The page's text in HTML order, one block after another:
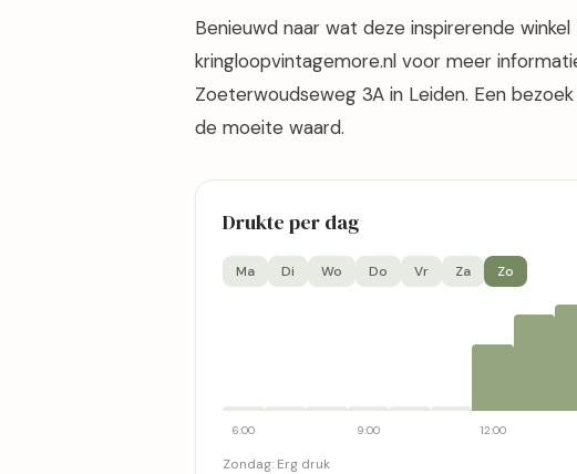
Benieuwd naar wat deze inspirerende
kringloopvintagemore.nl voor meer
Zoeterwoudseweg 3A in Leiden. Een
de moeite waard.
Drukte per dag
Ma Di Wo Do Vr Za Zo
6:00 9:00 12:00
Zondag: Erg druk